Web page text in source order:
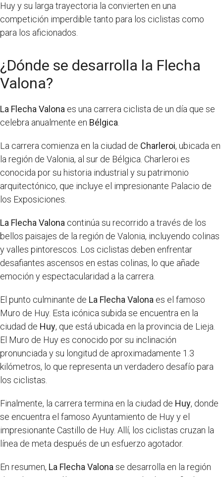
Huy y su larga trayectoria la convierten en una
competición imperdible tanto para los ciclistas como
para los aficionados.
¿Dónde se desarrolla la Flecha
Valona?
La Flecha Valona es una carrera ciclista de un día que se
celebra anualmente en Bélgica
La carrera comienza en la ciudad de Charleroi, ubicada en
la región de Valonia, al sur de Bélgica. Charleroi es
conocida por su historia industrial y su patrimonio
arquitectónico, que incluye el impresionante Palacio de
los Exposiciones.
La Flecha Valona continúa su recorrido a través de los
bellos paisajes de la región de Valonia, incluyendo colinas
y valles pintorescos. Los ciclistas deben enfrentar
desafiantes ascensos en estas colinas, lo que añade
emoción y espectacularidad a la carrera.
El punto culminante de La Flecha Valona es el famoso
Muro de Huy. Esta icónica subida se encuentra en la
ciudad de Huy, que está ubicada en la provincia de Lieja.
El Muro de Huy es conocido por su inclinación
pronunciada y su longitud de aproximadamente 1.3
kilómetros, lo que representa un verdadero desafío para
los ciclistas.
Finalmente, la carrera termina en la ciudad de Huy, donde
se encuentra el famoso Ayuntamiento de Huy y el
impresionante Castillo de Huy. Allí, los ciclistas cruzan la
línea de meta después de un esfuerzo agotador.
En resumen, La Flecha Valona se desarrolla en la región